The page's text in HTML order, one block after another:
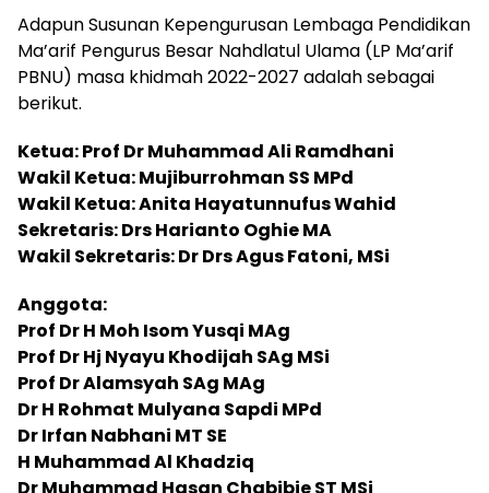
Adapun Susunan Kepengurusan Lembaga Pendidikan
Ma’arif Pengurus Besar Nahdlatul Ulama (LP Ma’arif
PBNU) masa khidmah 2022-2027 adalah sebagai
berikut.
Ketua: Prof Dr Muhammad Ali Ramdhani
Wakil Ketua: Mujiburrohman SS MPd
Wakil Ketua: Anita Hayatunnufus Wahid
Sekretaris: Drs Harianto Oghie MA
Wakil Sekretaris: Dr Drs Agus Fatoni, MSi
Anggota:
Prof Dr H Moh Isom Yusqi MAg
Prof Dr Hj Nyayu Khodijah SAg MSi
Prof Dr Alamsyah SAg MAg
Dr H Rohmat Mulyana Sapdi MPd
Dr Irfan Nabhani MT SE
H Muhammad Al Khadziq